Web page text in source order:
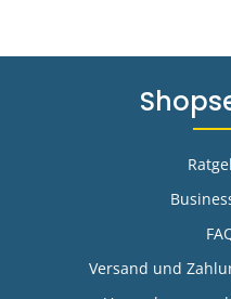
Versand und